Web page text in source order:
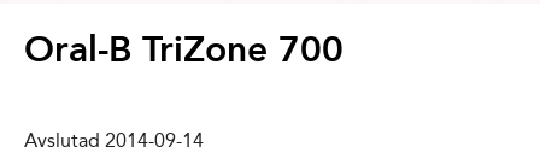
Oral-B TriZone 700
Avslutad 2014-09-14